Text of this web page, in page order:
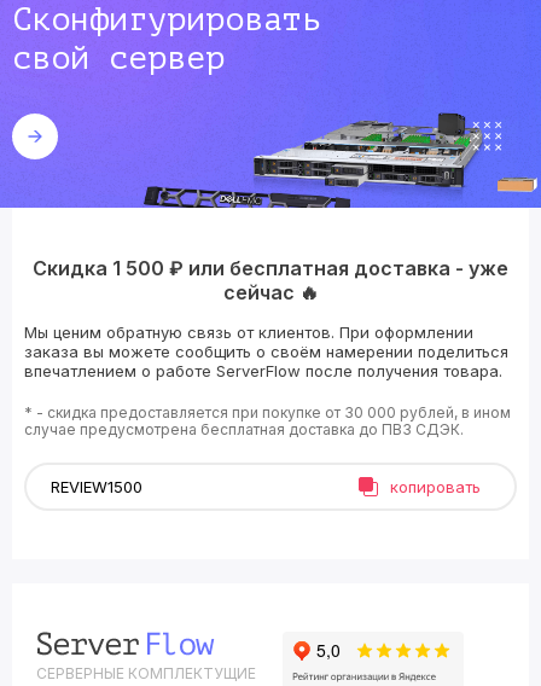
Сконфигурировать
свой сервер
Скидка 1 500 ₽ или бесплатная доставка - уже
сейчас 🔥
Мы ценим обратную связь от клиентов. При оформлении
заказа вы можете сообщить о своём намерении поделиться
впечатлением о работе ServerFlow после получения товара.
* - скидка предоставляется при покупке от 30 000 рублей, в ином
случае предусмотрена бесплатная доставка до ПВЗ СДЭК.
копировать
СЕРВЕРНЫЕ КОМПЛЕКТУЩИЕ